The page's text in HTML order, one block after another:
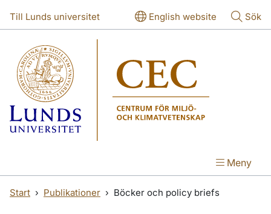
Till Lunds universitet English website Sök
Meny
Start Publikationer Böcker och policy briefs